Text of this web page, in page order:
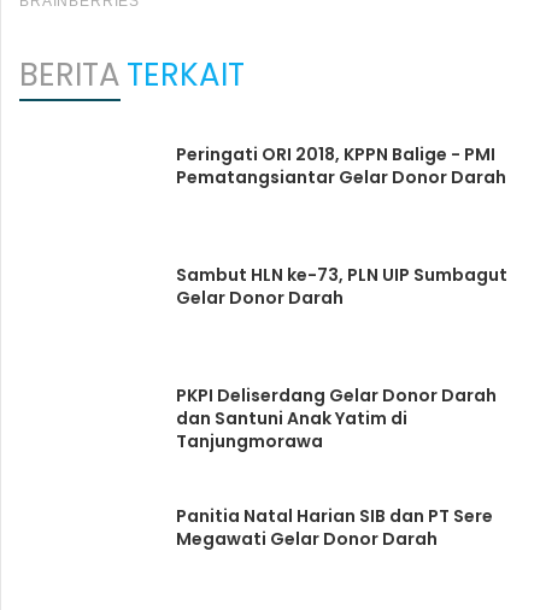
BERITATERKAIT
Peringati ORI 2018, KPPN Balige - PMI
Pematangsiantar Gelar Donor Darah
Sambut HLN ke-73, PLN UIP Sumbagut
Gelar Donor Darah
PKPI Deliserdang Gelar Donor Darah
dan Santuni Anak Yatim di
Tanjungmorawa
Panitia Natal Harian SIB dan PT Sere
Megawati Gelar Donor Darah